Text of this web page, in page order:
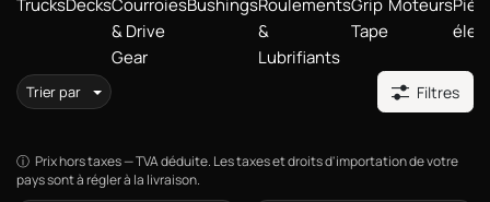
TrucksDecksCourroies
& Drive
Gear
BushingsRoulements
&
Lubrifiants
Grip
Tape
Moteurs
Trier par Filtres
Prix hors taxes — TVA déduite. Les taxes et droits d'importation de votre
pays sont à régler à la livraison.